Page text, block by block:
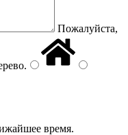
Пожалуйста,
.
время.